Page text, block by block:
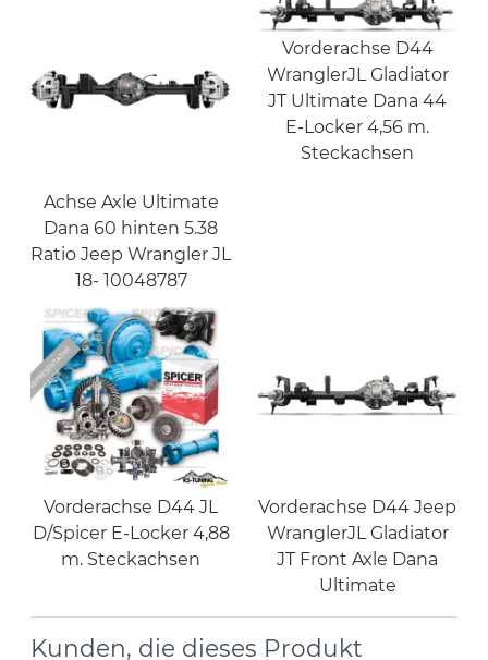
Achse Axle Ultimate
Dana 60 hinten 5.38
Ratio Jeep Wrangler JL
18- 10048787
Vorderachse D44
WranglerJL Gladiator
JT Ultimate Dana 44
E-Locker 4,56 m.
Steckachsen
Vorderachse D44 JL
D/Spicer E-Locker 4,88
m. Steckachsen
Vorderachse D44 Jeep
WranglerJL Gladiator
JT Front Axle Dana
Ultimate
Kunden, die dieses Produkt